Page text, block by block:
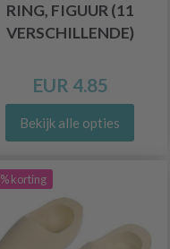
RING, FIGUUR (11
VERSCHILLENDE)
EUR 4.85
Bekijk alle opties
korting